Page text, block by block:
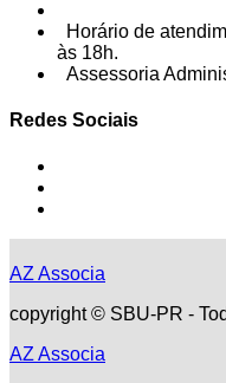
Horário de
às 18h.
Assessoria
Redes Sociais
AZ Associa
copyright © SBU-PR -
AZ Associa